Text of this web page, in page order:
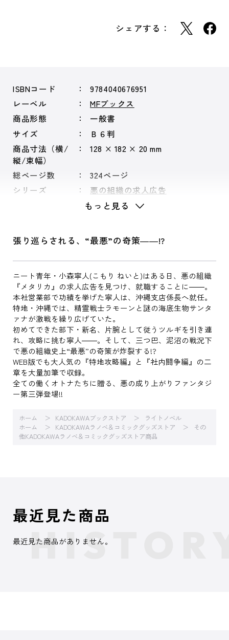
シェアする：
ISBNコード
9784040676951
レーベル
MFブックス
商品形態
一般書
サイズ
Ｂ６判
商品寸法（横/
縦/束幅）
128 × 182 × 20 mm
総ページ数
324ページ
シリーズ
悪の組織の求人広告
もっと見る
張り巡らされる、“最悪”の奇策――!?
ニート青年・小森寧人(こもり ねいと)はある日、悪の組織
『メタリカ』の求人広告を見つけ、就職することに――。
本社営業部で功績を挙げた寧人は、沖縄支店係長へ就任。
特地・沖縄では、精霊戦士ラモーンと謎の海底生物サンタ
ァナが激戦を繰り広げていた。
初めてできた部下・新名、片腕として従うツルギを引き連
れ、攻略に挑む寧人――。そして、三つ巴、泥沼の戦況下
で悪の組織史上“最悪”の奇策が炸裂する!?
WEB版でも大人気の『特地攻略編』と『社内闘争編』の二
章を大量加筆で収録。
全ての働くオトナたちに贈る、悪の成り上がりファンタジ
ー第三弾登場!!
ホーム KADOKAWAブックストア
ライトノベル
ホーム
KADOKAWAラノベ＆コミックグッズストア
その
他KADOKAWAラノベ＆コミックグッズストア商品
最近見た商品
最近見た商品がありません。